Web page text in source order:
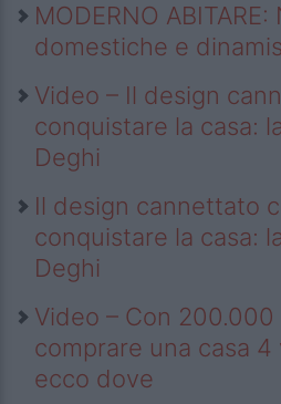
MODERNO
domestiche e
Video – Il design
conquistare la casa:
Deghi
Il design cannettato
conquistare la casa:
Deghi
Video – Con 200.000
comprare una casa
ecco dove